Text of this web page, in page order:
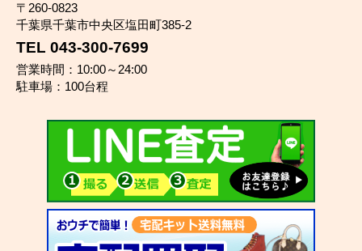
〒260-0823
千葉県千葉市中央区塩田町385-2
TEL 043-300-7699
営業時間：10:00～24:00
駐車場：100台程